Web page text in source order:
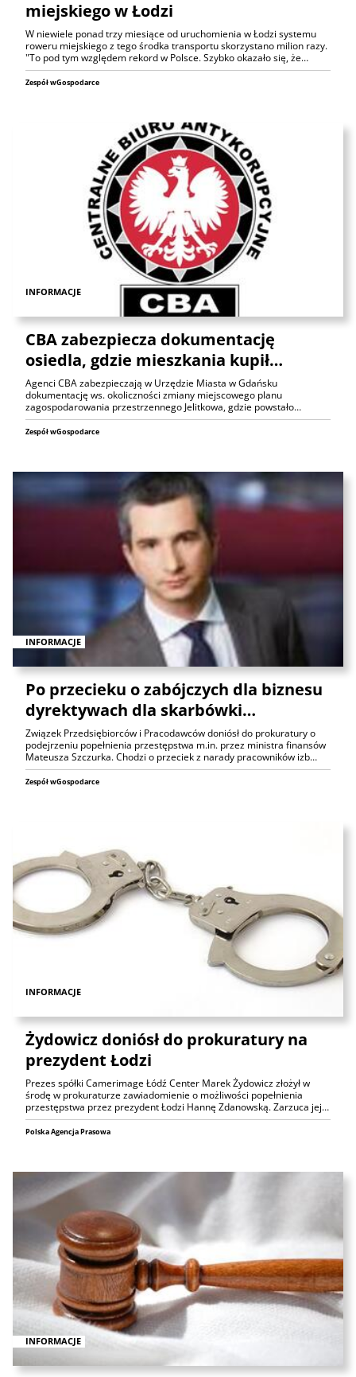
miejskiego w Łodzi
W niewiele ponad trzy miesiące od uruchomienia w Łodzi systemu
roweru miejskiego z tego środka transportu skorzystano milion razy.
"To pod tym względem rekord w Polsce. Szybko okazało się, że…
Zespół wGospodarce
INFORMACJE
CBA zabezpiecza dokumentację
osiedla, gdzie mieszkania kupił…
Agenci CBA zabezpieczają w Urzędzie Miasta w Gdańsku
dokumentację ws. okoliczności zmiany miejscowego planu
zagospodarowania przestrzennego Jelitkowa, gdzie powstało…
Zespół wGospodarce
INFORMACJE
Po przecieku o zabójczych dla biznesu
dyrektywach dla skarbówki…
Związek Przedsiębiorców i Pracodawców doniósł do prokuratury o
podejrzeniu popełnienia przestępstwa m.in. przez ministra finansów
Mateusza Szczurka. Chodzi o przeciek z narady pracowników izb…
Zespół wGospodarce
INFORMACJE
Żydowicz doniósł do prokuratury na
prezydent Łodzi
Prezes spółki Camerimage Łódź Center Marek Żydowicz złożył w
środę w prokuraturze zawiadomienie o możliwości popełnienia
przestępstwa przez prezydent Łodzi Hannę Zdanowską. Zarzuca jej…
Polska Agencja Prasowa
INFORMACJE